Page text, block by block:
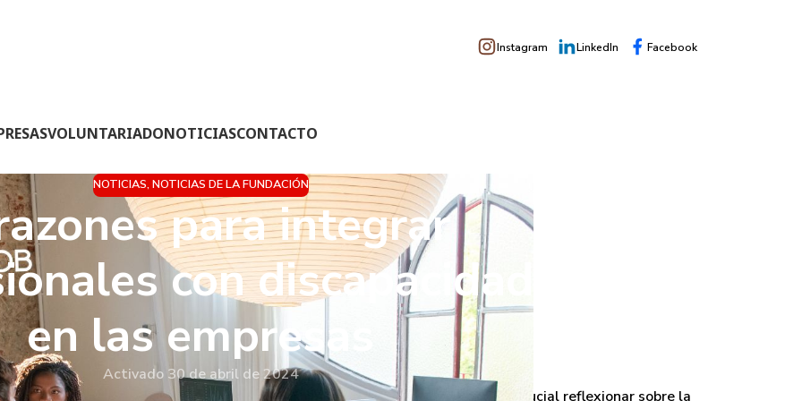
Instagram LinkedIn Facebook
VOLUNTARIADONOTICIASCONTACTO
NOTICIAS, NOTICIAS DE LA FUNDACIÓN
para integrar
con discapacidad
en las empresas
Activado 30 de abril de 2024
y mientras celebramos los logros y derechos de los trabajadores, es crucial reflexionar sobre la